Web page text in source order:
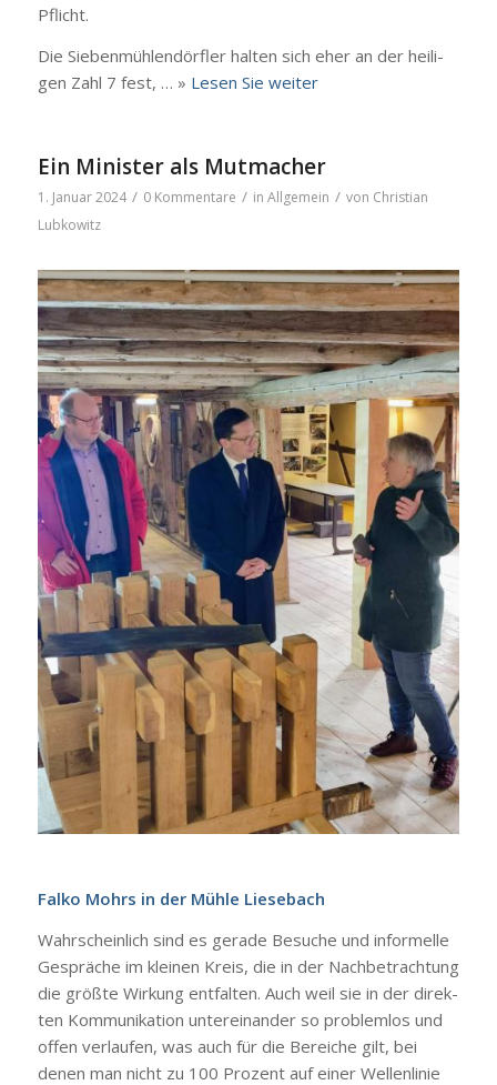
Pflicht.
Die Sie­ben­müh­len­dörf­ler hal­ten sich eher an der hei­li­
gen Zahl 7 fest, … » Lesen Sie wei­ter
Ein Minister als Mutmacher
1. Januar 2024 / 0 Kommentare / in Allgemein / von Christian
Lubkowitz
Fal­ko Mohrs in der Müh­le Liesebach
Wahr­schein­lich sind es gera­de Besu­che und infor­mel­le
Gesprä­che im klei­nen Kreis, die in der Nach­be­trach­tung
die größ­te Wir­kung ent­fal­ten. Auch weil sie in der direk­
ten Kom­mu­ni­ka­ti­on unter­ein­an­der so pro­blem­los und
offen ver­lau­fen, was auch für die Berei­che gilt, bei
denen man nicht zu 100 Pro­zent auf einer Wel­len­li­nie